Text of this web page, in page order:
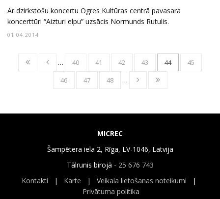
Ar dzirkstošu koncertu Ogres Kultūras centrā pavasara
koncerttūri “Aizturi elpu” uzsācis Normunds Rutulis.
01.04.2014
… 40 41 42 43 44
45
46
47 48 …
MICREC
Šampētera iela 2, Rīga, LV-1046, Latvija
Tālrunis birojā - 25 676 743
Kontakti | Karte | Veikala lietošanas noteikumi |
Privātuma politika